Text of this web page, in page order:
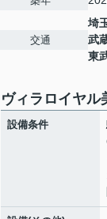
交通
埼
武
東
ヴィラロイヤル
設備条件